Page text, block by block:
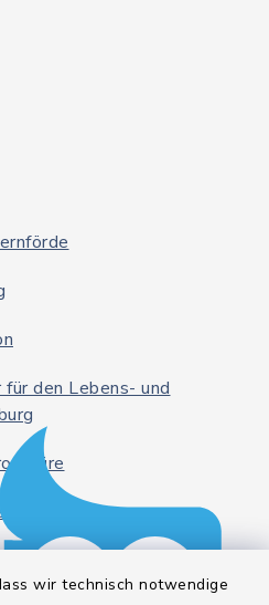
wir technisch notwendige
den Lebens- und